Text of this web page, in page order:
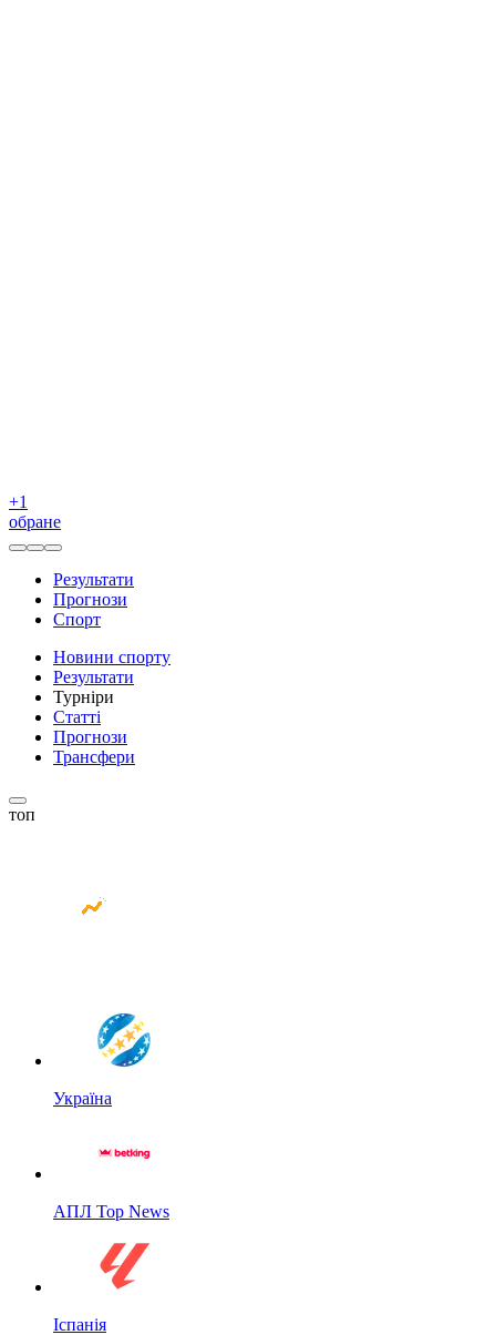
+1
обране
Результати
Прогнози
Спорт
Новини спорту
Результати
Турніри
Статті
Прогнози
Трансфери
топ
Україна
АПЛ Top News
Іспанія